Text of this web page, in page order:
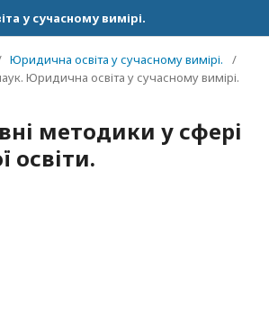
у сучасному вимірі.
Юридична освіта у сучасному вимірі.
/
Юридична освіта у сучасному вимірі.
методики у сфері
освіти.